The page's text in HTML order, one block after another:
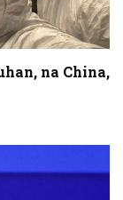
na China,